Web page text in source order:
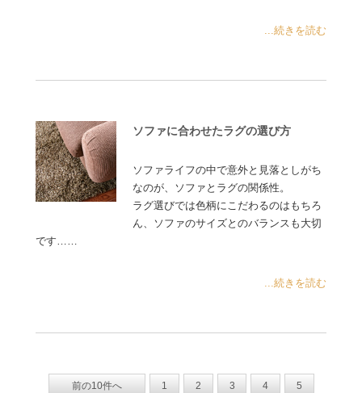
...続きを読む
ソファに合わせたラグの選び方
ソファライフの中で意外と見落としがち
なのが、ソファとラグの関係性。
ラグ選びでは色柄にこだわるのはもちろ
ん、ソファのサイズとのバランスも大切
です……
...続きを読む
前の10件へ 1 2 3 4 5